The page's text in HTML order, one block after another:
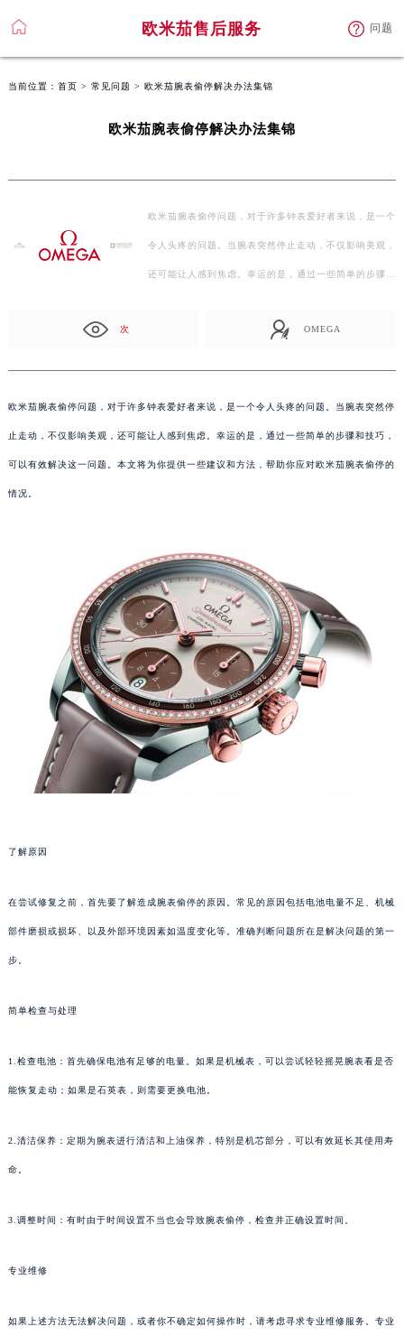
欧米茄售后服务 问题
当前位置： 首页 > 常见问题 > 欧米茄腕表偷停解决办法集锦
欧米茄腕表偷停解决办法集锦
欧米茄腕表偷停问题，对于许多钟表爱好者来说，是一个
令人头疼的问题。当腕表突然停止走动，不仅影响美观，
还可能让人感到焦虑。幸运的是，通过一些简单的步骤和
次 OMEGA
欧米茄腕表偷停问题，对于许多钟表爱好者来说，是一个令人头疼的问题。当腕表突然停
止走动，不仅影响美观，还可能让人感到焦虑。幸运的是，通过一些简单的步骤和技巧，
可以有效解决这一问题。本文将为你提供一些建议和方法，帮助你应对欧米茄腕表偷停的
情况。
了解原因
在尝试修复之前，首先要了解造成腕表偷停的原因。常见的原因包括电池电量不足、机械
部件磨损或损坏、以及外部环境因素如温度变化等。准确判断问题所在是解决问题的第一
步。
简单检查与处理
1.检查电池：首先确保电池有足够的电量。如果是机械表，可以尝试轻轻摇晃腕表看是否
能恢复走动；如果是石英表，则需要更换电池。
2.清洁保养：定期为腕表进行清洁和上油保养，特别是机芯部分，可以有效延长其使用寿
命。
3.调整时间：有时由于时间设置不当也会导致腕表偷停，检查并正确设置时间。
专业维修
如果上述方法无法解决问题，或者你不确定如何操作时，请考虑寻求专业维修服务。专业